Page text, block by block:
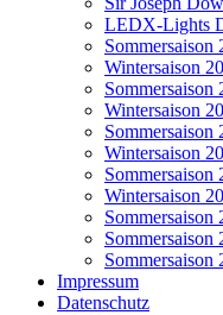
LEDX-Lights
Sommersaison
Wintersaison
Sommersaison
Wintersaison
Sommersaison
Wintersaison
Sommersaison
Wintersaison
Sommersaison
Sommersaison
Sommersaison
Impressum
Datenschutz